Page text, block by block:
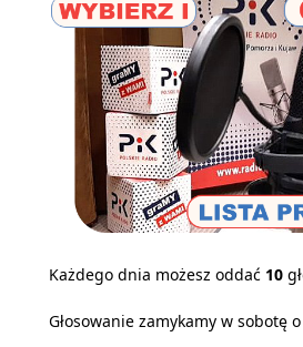
Każdego dnia możesz oddać 10
Głosowanie zamykamy w sobotę